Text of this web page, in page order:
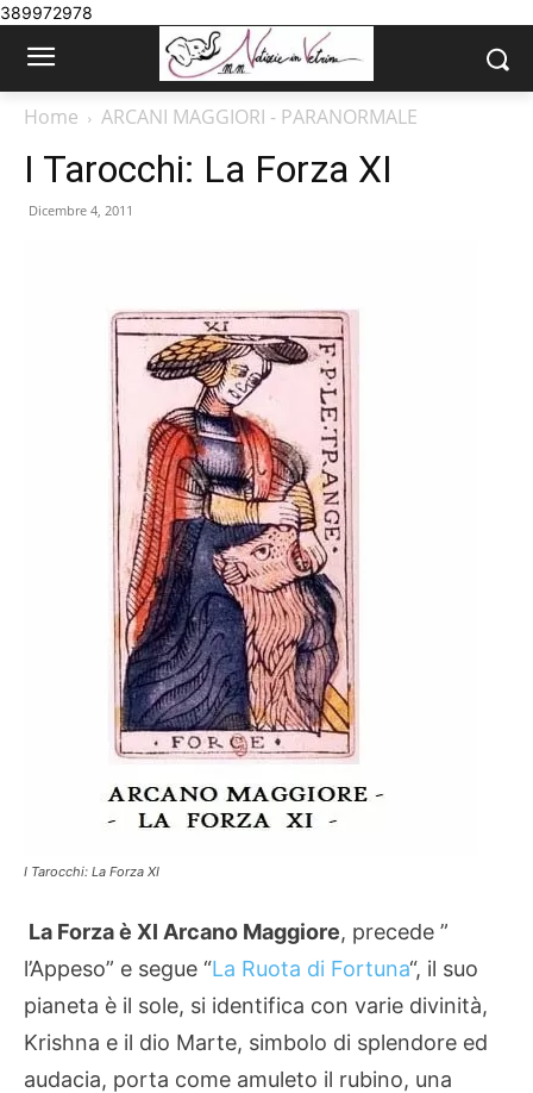
389972978
Home ARCANI MAGGIORI - PARANORMALE
I Tarocchi: La Forza XI
Dicembre 4, 2011
I Tarocchi: La Forza XI
La Forza è XI Arcano Maggiore, precede ”
l’Appeso” e segue “La Ruota di Fortuna“, il suo
pianeta è il sole, si identifica con varie divinità,
Krishna e il dio Marte, simbolo di splendore ed
audacia, porta come amuleto il rubino, una